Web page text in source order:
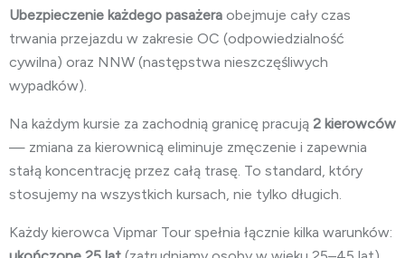
Ubezpieczenie każdego pasażera obejmuje cały czas
trwania przejazdu w zakresie OC (odpowiedzialność
cywilna) oraz NNW (następstwa nieszczęśliwych
wypadków).
Na każdym kursie za zachodnią granicę pracują 2 kierowców
— zmiana za kierownicą eliminuje zmęczenie i zapewnia
stałą koncentrację przez całą trasę. To standard, który
stosujemy na wszystkich kursach, nie tylko długich.
Każdy kierowca Vipmar Tour spełnia łącznie kilka warunków: